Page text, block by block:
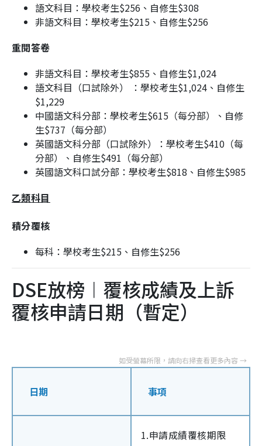
語文科目：學校考生$256、自修生$308
非語文科目：學校考生$215、自修生$256
重閱答卷
非語文科目：學校考生$855、自修生$1,024
語文科目（口試除外） ：學校考生$1,024、自修生
$1,229
中國語文科分部：學校考生$615（每分部）、自修
生$737（每分部）
英國語文科分部（口試除外）：學校考生$410（每
分部）、自修生$491（每分部）
英國語文科口試分部：學校考生$818、自修生$985
乙類科目
積分覆核
每科：學校考生$215、自修生$256
DSE放榜︱覆核成績及上訴
覆核申請日期（暫定）
日期 事項
1.申請成績覆核期限